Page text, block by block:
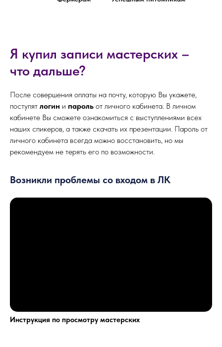
Я купил записи мастерских –
что дальше?
После совершения оплаты на почту, которую Вы укажете,
поступят логин и пароль от личного кабинета. В личном
кабинете Вы сможете ознакомиться с выступлениями всех
наших спикеров, а также скачать их презентации. Пароль от
личного кабинета всегда можно восстановить, но мы
рекомендуем не терять его по возможности.
Возникли проблемы со входом в ЛК
Инструкция по просмотру мастерских